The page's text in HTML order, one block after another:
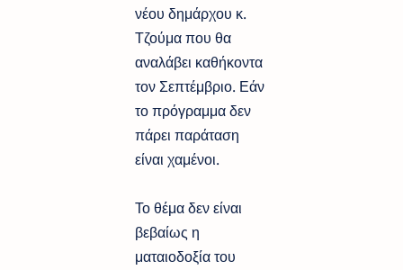
νέου δημάρχου κ.
Τζούμα που θα
αναλάβει καθήκοντα
τον Σεπτέμβριο. Εάν
το πρόγραμμα δεν
πάρει παράταση
είναι χαμένοι.
Το θέμα δεν είναι
βεβαίως η
ματαιοδοξία του